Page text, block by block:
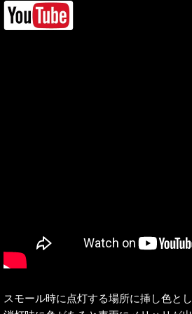
スモール時に点灯する場所に挿し色と